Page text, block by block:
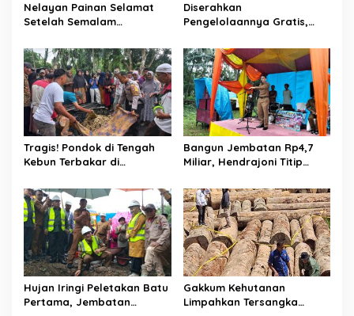
Nelayan Painan Selamat
Setelah Semalam
Ditemukan Warga Lakitan
Selatan
Diserahkan
Pengelolaannya Gratis,
Malah Diduga Pungut Uang
Kontrak Toko
Tragis! Pondok di Tengah
Kebun Terbakar di
Tewas, Istri Alami Luka
Bakar
Bangun Jembatan Rp4,7
Miliar, Hendrajoni Titip
Tebang Hutan
Sembarangan
Hujan Iringi Peletakan Batu
Pertama, Jembatan
Gakkum Kehutanan
Limpahkan Tersangka